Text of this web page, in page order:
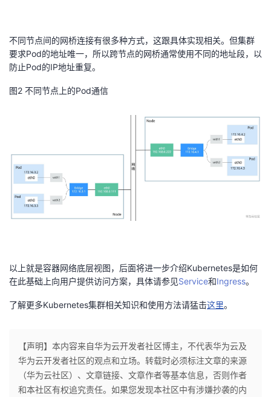
发
我
的
我
证
实
的
藏
Programs
的
的
技
持
我
的
建
不同节点间的网桥连接有很多种方式，这跟具体实现相关。但集群
要求Pod的地址唯一，所以跨节点的网桥通常使用不同的地址段，以
防止Pod的IP地址重复。
图2 不同节点上的Pod通信
以上就是容器网络底层视图，后面将进一步介绍Kubernetes是如何
在此基础上向用户提供访问方案，具体请参见Service和Ingress。
了解更多Kubernetes集群相关知识和使用方法请猛击这里。
【声明】本内容来自华为云开发者社区博主，不代表华为云及
华为云开发者社区的观点和立场。转载时必须标注文章的来源
（华为云社区）、文章链接、文章作者等基本信息，否则作者
和本社区有权追究责任。如果您发现本社区中有涉嫌抄袭的内